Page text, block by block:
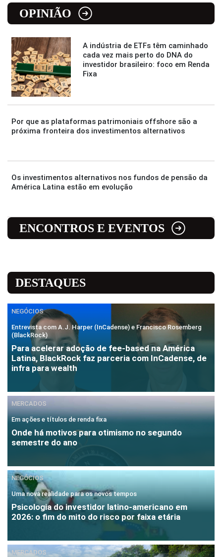
OPINIÃO
A indústria de ETFs têm caminhado
cada vez mais perto do DNA do
investidor brasileiro: foco em Renda
Fixa
Por que as plataformas patrimoniais offshore são a
próxima fronteira dos investimentos alternativos
Os investimentos alternativos nos fundos de pensão da
América Latina estão em evolução
ENCONTROS E EVENTOS
DESTAQUES
NEGÓCIOS
Entrevista com A.J. Harper (InCadense) e Francisco Rosemberg
(BlackRock)
Para acelerar adoção de fee-based na América
Latina, BlackRock faz parceria com InCadense, de
infra para wealth
MERCADOS
Em ações e títulos de renda fixa
Onde há motivos para otimismo no segundo
semestre do ano
NEGÓCIOS
Uma nova realidade para os novos tempos
Psicologia do investidor latino-americano em
2026: o fim do mito do risco por faixa etária
MERCADOS